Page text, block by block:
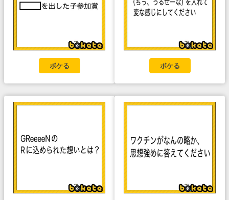
ボケる ボケる